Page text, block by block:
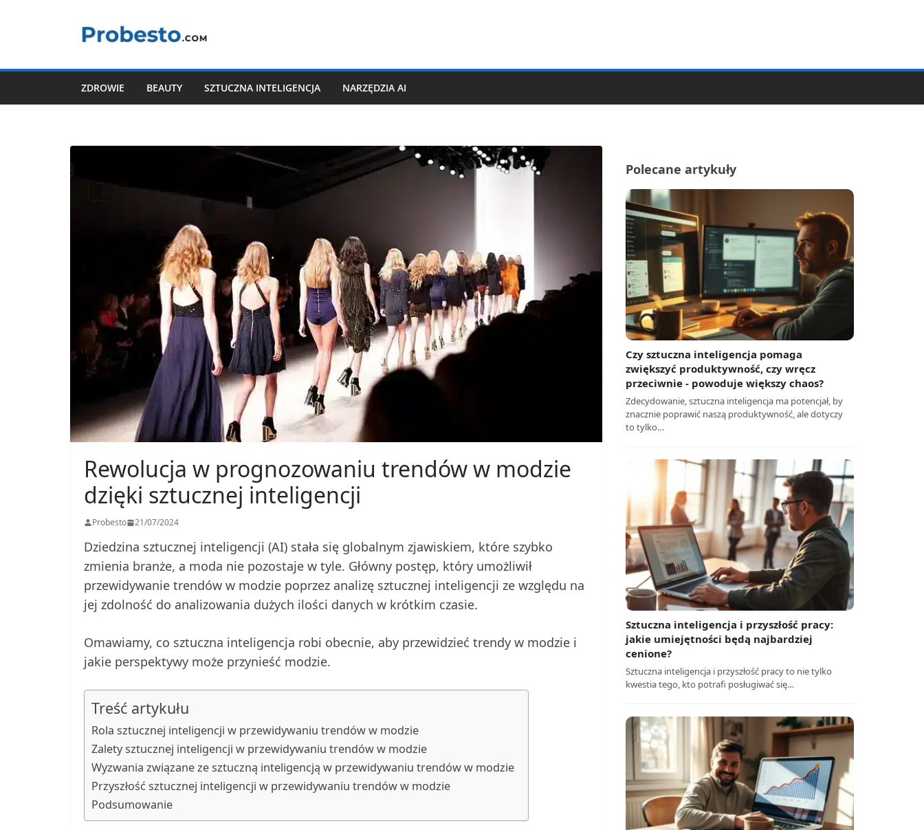
ZDROWIE BEAUTY SZTUCZNA INTELIGENCJA NARZĘDZIA AI
Rewolucja w prognozowaniu trendów w modzie
dzięki sztucznej inteligencji
Probesto 21/07/2024
Dziedzina sztucznej inteligencji (AI) stała się globalnym zjawiskiem, które szybko
zmienia branże, a moda nie pozostaje w tyle. Główny postęp, który umożliwił
przewidywanie trendów w modzie poprzez analizę sztucznej inteligencji ze względu na
jej zdolność do analizowania dużych ilości danych w krótkim czasie.
Omawiamy, co sztuczna inteligencja robi obecnie, aby przewidzieć trendy w modzie i
jakie perspektywy może przynieść modzie.
Treść artykułu
Rola sztucznej inteligencji w przewidywaniu trendów w modzie
Zalety sztucznej inteligencji w przewidywaniu trendów w modzie
Wyzwania związane ze sztuczną inteligencją w przewidywaniu trendów w modzie
Przyszłość sztucznej inteligencji w przewidywaniu trendów w modzie
Podsumowanie
Polecane artykuły
Czy sztuczna inteligencja pomaga
zwiększyć produktywność, czy wręcz
przeciwnie - powoduje większy chaos?
Zdecydowanie, sztuczna inteligencja ma potencjał, by
znacznie poprawić naszą produktywność, ale dotyczy
to tylko…
Sztuczna inteligencja i przyszłość pracy:
jakie umiejętności będą najbardziej
cenione?
Sztuczna inteligencja i przyszłość pracy to nie tylko
kwestia tego, kto potrafi posługiwać się…